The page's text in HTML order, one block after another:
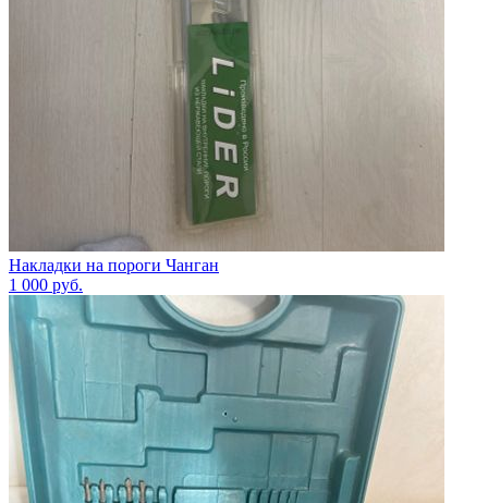
Накладки на пороги Чанган
1 000 руб.